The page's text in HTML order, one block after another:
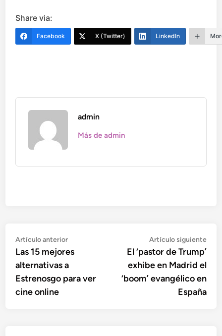
Share via:
Facebook X (Twitter) LinkedIn
admin
Más de admin
Navegación
de
entradas
Artículo anteriorArtículo
anterior:
Las 15 mejores
alternativas a
Estrenosgo para ver
cine online
Artículo siguiente
El ‘pastor de Trump’
exhibe en Madrid el
‘boom’ evangélico en
España